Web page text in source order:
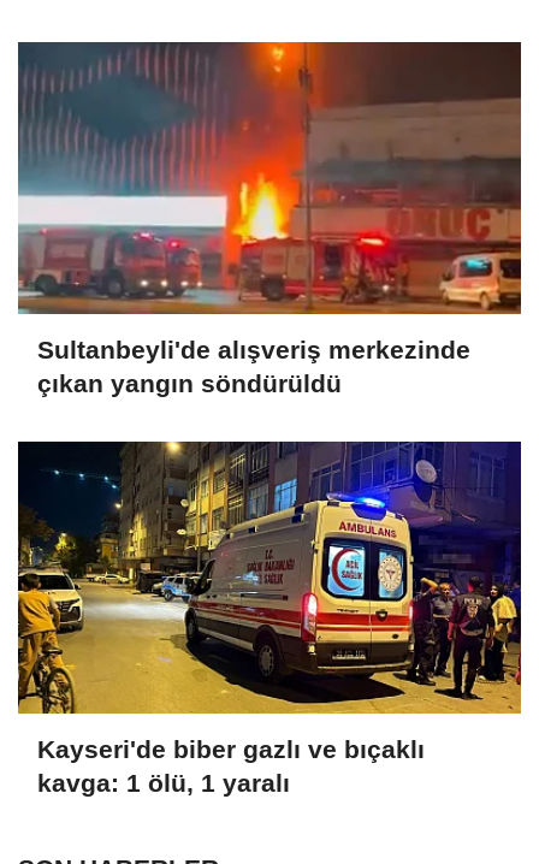
Sultanbeyli'de alışveriş merkezinde
çıkan yangın söndürüldü
Kayseri'de biber gazlı ve bıçaklı
kavga: 1 ölü, 1 yaralı